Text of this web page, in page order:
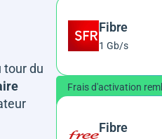
tour du
Fibre
1 Gb/s
Frais d'activation
Fibre